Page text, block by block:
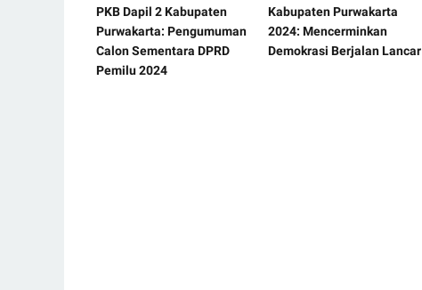
PKB Dapil 2 Kabupaten
Purwakarta: Pengumuman
Calon Sementara DPRD
Pemilu 2024
Kabupaten Purwakarta
2024: Mencerminkan
Demokrasi Berjalan Lancar